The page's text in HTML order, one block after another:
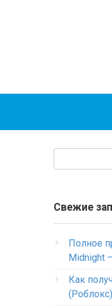
Свежие
Полное
Midnight
Как